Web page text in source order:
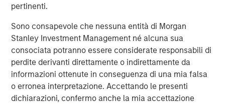
pertinenti.
Sono consapevole che nessuna entità di Morgan
Stanley Investment Management né alcuna sua
consociata potranno essere considerate responsabili di
perdite derivanti direttamente o indirettamente da
informazioni ottenute in conseguenza di una mia falsa
o erronea interpretazione. Accettando le presenti
dichiarazioni, confermo anche la mia accettazione
ARTICOLO
Real Estate Midyear Outlook:
Constructive Amid Fluid Backdrop
The current macroenvironment remains resilient
despite elevated volatility and divergence across
markets. As inflation and energy prices keep
central banks hawkish, real estate continues to